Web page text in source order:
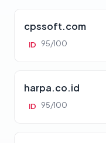
cpssoft.com
ID 95/100
harpa.co.id
ID 95/100